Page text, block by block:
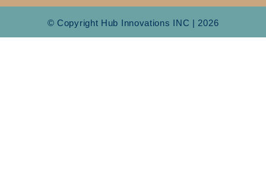
© Copyright Hub Innovations INC | 2026